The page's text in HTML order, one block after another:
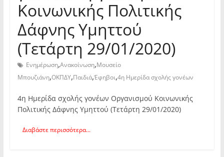
Κοινωνικής Πολιτικής
Δάφνης Υμηττού
(Τετάρτη 29/01/2020)
Ενημέρωση,Ανακοίνωση,Μουσείο
Μπουζιάνη,ΟΚΠΔΥ,Παιδιά,Έφηβοι,4η Ημερίδα σχολής γονέων
4η Ημερίδα σχολής γονέων Οργανισμού Κοινωνικής
Πολιτικής Δάφνης Υμηττού (Τετάρτη 29/01/2020)
Διαβάστε περισσότερα...